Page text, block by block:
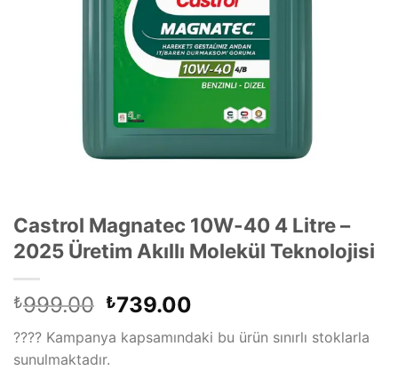
Castrol Magnatec 10W-40 4 Litre –
2025 Üretim Akıllı Molekül Teknolojisi
₺999.00 Orijinal
fiyat:
₺999.00.
₺739.00
andaki
fiyat:
???? Kampanya kapsamındaki bu ürün sınırlı stoklarla
sunulmaktadır.